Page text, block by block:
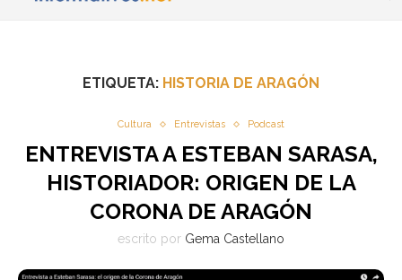
ETIQUETA: HISTORIA DE ARAGÓN
Cultura Entrevistas Podcast
ENTREVISTA A ESTEBAN SARASA,
HISTORIADOR: ORIGEN DE LA
CORONA DE ARAGÓN
escrito por Gema Castellano